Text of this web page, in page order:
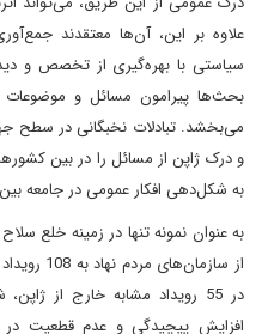
علاوه بر این، آن‌ها معتقدند
سیاستی با بهره‌گیری از تخصص و
بحث‌ها پیرامون مسائل و
می‌بخشد. تبادلات نخبگانی در سطح
و درک ژاپن از مسائل را در بین
به شکل‌دهی افکار عمومی در جامعه
در 55 رویداد مشابه خارج از
افزایش پیچیدگی و عدم قطعیت در